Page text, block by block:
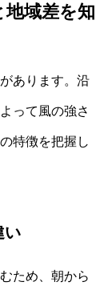
域差を知
あります。沿
って風の強さ
特徴を把握し
い
ため、朝から